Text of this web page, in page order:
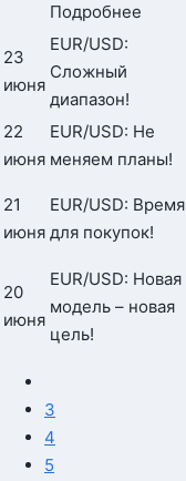
Подробнее
23
июня
EUR/USD:
Сложный
диапазон!
22
июня
EUR/USD: Не
меняем планы!
21
июня
EUR/USD: Время
для покупок!
20
июня
EUR/USD: Новая
модель – новая
цель!
3
4
5